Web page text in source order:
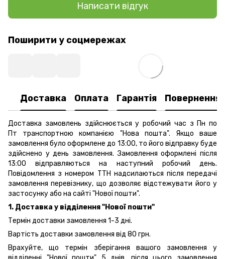
Написати відгук
Поширити у соцмережах
Доставка Оплата Гарантія Повернення
Доставка замовлень здійснюється у робочий час з Пн по
Пт транспортною компанією "Нова пошта". Якщо ваше
замовлення було оформлене до 13:00, то його відправку буде
здійснено у день замовлення. Замовлення оформлені після
13:00 відправляються на наступний робочий день.
Повідомлення з номером ТТН надсилаються після передачі
замовлення перевізнику, що дозволяє відстежувати його у
застосунку або на сайті "Нової пошти".
1. Доставка у відділення "Нової пошти"
Термін доставки замовлення 1-3 дні.
Вартість доставки замовлення від 80 грн.
Врахуйте, що термін зберігання вашого замовлення у